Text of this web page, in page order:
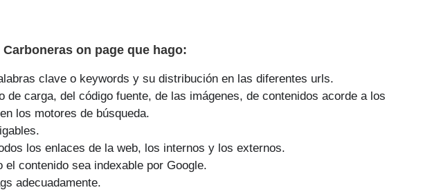
on page que hago:
clave o keywords y su distribución en las diferentes urls.
de carga, del código fuente, de las imágenes, de contenidos acorde a los
los motores de búsqueda.
los enlaces de la web, los internos y los externos.
el contenido sea indexable por Google.
adecuadamente.